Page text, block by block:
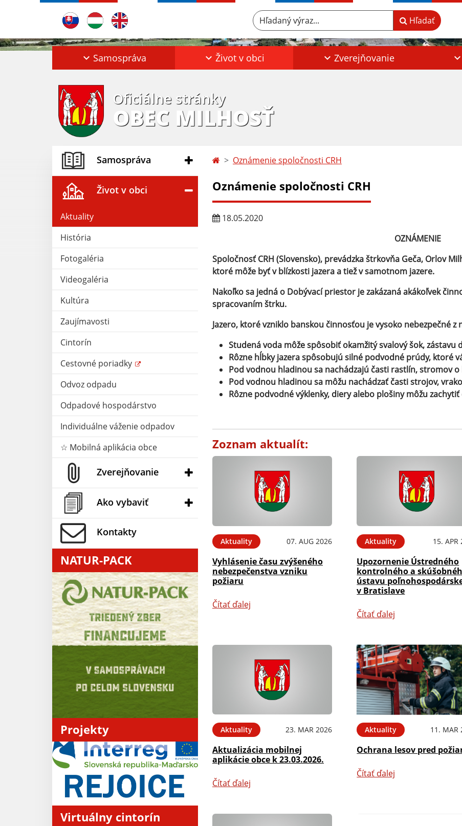
Hľadaný výraz... Hľadať
Samospráva Život v obci Zverejňovanie
Oficiálne stránky
OBEC MILHOSŤ
Samospráva
Život v obci
Aktuality
História
Fotogaléria
Videogaléria
Kultúra
Zaujímavosti
Cintorín
Cestovné poriadky
Odvoz odpadu
Odpadové hospodárstvo
Individuálne váženie odpadov
☆ Mobilná aplikácia obce
Zverejňovanie
Ako vybaviť
Kontakty
NATUR-PACK
Projekty
Virtuálny cintorín
Oznámenie spoločnosti CRH
Oznámenie spoločnosti CRH
18.05.2020
OZNÁMENIE
Spoločnosť CRH (Slovensko), prevádzka štrkovňa Geča, Orlov
ktoré môže byť v blízkosti jazera a tiež v samotnom jazere.
Nakoľko sa jedná o Dobývací priestor je zakázaná akákoľvek
spracovaním štrku.
Jazero, ktoré vzniklo banskou činnosťou je vysoko nebezpečné
Studená voda môže spôsobiť okamžitý svalový šok, zástavu
Rôzne hĺbky jazera spôsobujú silné podvodné prúdy, ktoré
Pod vodnou hladinou sa nachádzajú časti rastlín, stromov
Pod vodnou hladinou sa môžu nachádzať časti strojov,
Rôzne podvodné výklenky, diery alebo plošiny môžu zachytiť
Zoznam aktualít:
Aktuality 07. AUG 2026
Vyhlásenie času zvýšeného
nebezpečenstva vzniku
požiaru
Čítať ďalej
Aktuality 15. APR
Upozornenie Ústredného
kontrolného a
ústavu
v Bratislave
Čítať ďalej
Aktuality 23. MAR 2026
Aktualizácia mobilnej
aplikácie obce k 23.03.2026.
Čítať ďalej
Aktuality 11. MAR
Ochrana lesov pred
Čítať ďalej